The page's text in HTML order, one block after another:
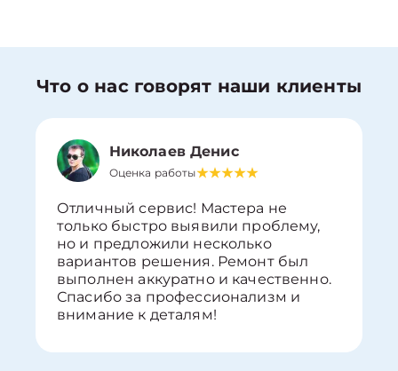
Что о нас говорят наши клиенты
Николаев Денис
Оценка работы
Отличный сервис! Мастера не
только быстро выявили проблему,
но и предложили несколько
вариантов решения. Ремонт был
выполнен аккуратно и качественно.
Спасибо за профессионализм и
внимание к деталям!